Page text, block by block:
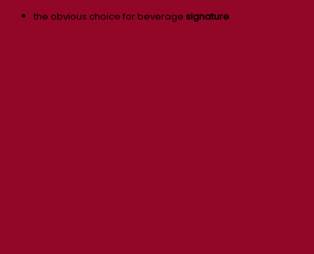
the obvious choice for beverage signature